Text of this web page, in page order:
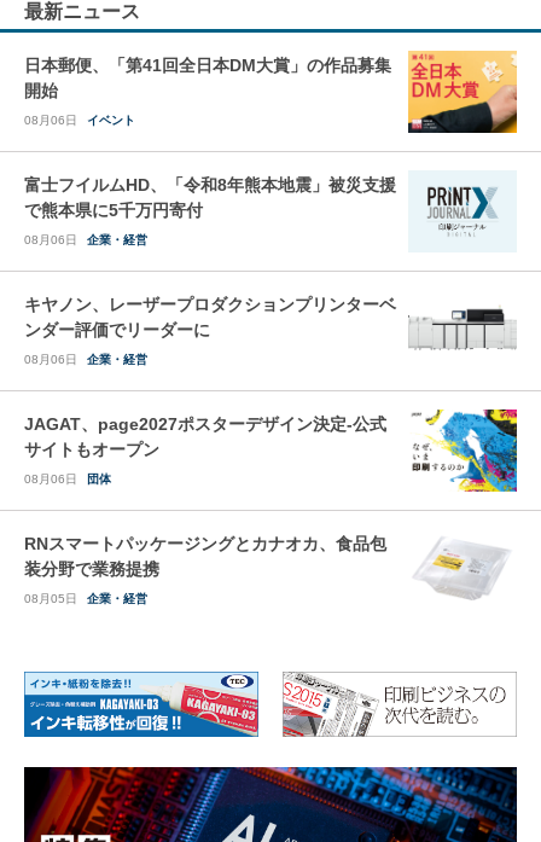
最新ニュース
日本郵便、「第41回全日本DM大賞」の作品募集
開始
08月06日 イベント
富士フイルムHD、「令和8年熊本地震」被災支援
で熊本県に5千万円寄付
08月06日 企業・経営
キヤノン、レーザープロダクションプリンターベ
ンダー評価でリーダーに
08月06日 企業・経営
JAGAT、page2027ポスターデザイン決定-公式
サイトもオープン
08月06日 団体
RNスマートパッケージングとカナオカ、食品包
装分野で業務提携
08月05日 企業・経営